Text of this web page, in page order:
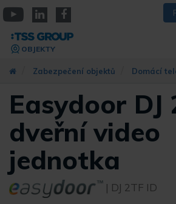
Přejít
k
hlavnímu
obsahuOBJEKTY
Zabezpečení objektů Domácí
Easydoor DJ
dveřní video
jednotka
| DJ 2TF ID